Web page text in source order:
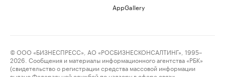
AppGallery
© ООО «БИЗНЕСПРЕСС», АО «РОСБИЗНЕСКОНСАЛТИНГ», 1995–
2026. Сообщения и материалы информационного агентства «РБК»
(свидетельство о регистрации средства массовой информации